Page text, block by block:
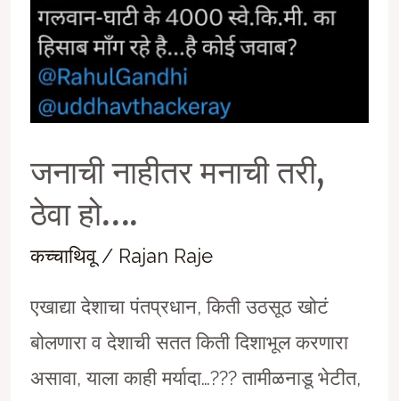
जनाची नाहीतर मनाची तरी,
ठेवा हो….
कच्चाथिवू/ Rajan Raje
एखाद्या देशाचा पंतप्रधान, किती उठसूठ खोटं
बोलणारा व देशाची सतत किती दिशाभूल करणारा
असावा, याला काही मर्यादा…??? तामीळनाडू भेटीत,